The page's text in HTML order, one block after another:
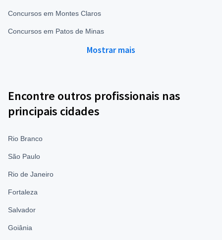
Concursos em Montes Claros
Concursos em Patos de Minas
Mostrar mais
Encontre outros profissionais nas
principais cidades
Rio Branco
São Paulo
Rio de Janeiro
Fortaleza
Salvador
Goiânia